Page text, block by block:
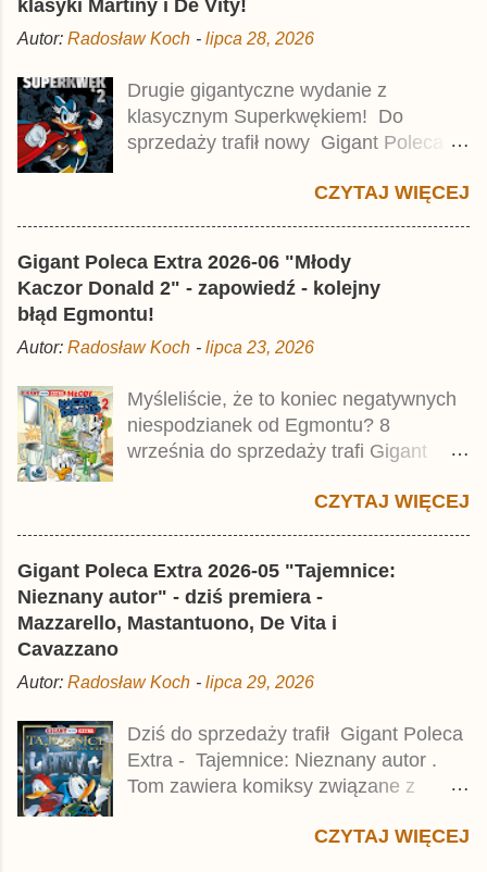
o
m
e
t
a
r
z
klasyki Martiny i De Vity!
Autor: Radosław Koch - lipca 28, 2026
Drugie gigantyczne wydanie z
klasycznym Superkwękiem! Do
sprzedaży trafił nowy Gigant Poleca
Jest to kolejny 624-stronicowy tom z
wynosi 49,99 zł i zamówicie go także z
rabatem na Egmont.pl . Za przekład
odpowiadał Jacek Drewnowski.
Publikacja jest przedrukiem drugiego
Taschenbuch Phantomias Collection ,
który trafił do sprzedaży pod koniec
2025 roku.
CZYTAJ WIĘCEJ
Gigant Poleca Extra 2026-06 "Młody
Kaczor Donald 2" - zapowiedź - kolejny
błąd Egmontu!
Autor: Radosław Koch - lipca 23, 2026
Myśleliście, że to koniec negatywnych
niespodzianek od Egmontu? 8
września do sprzedaży trafi Gigant
Jednak wbrew temu, na co wskazuje
młodego Kaczora Donalda i jego
przyjaciół, lecz prawdopodobnie znajdą
się tam opowieści z wydań 9-10 .
kosztowała 37,99 zł. W środku znajdą
Taschenbuch Young Comics, które
zostały wydane w Niemczech parę
miesięcy temu.
CZYTAJ WIĘCEJ
Gigant Poleca Extra 2026-05 "Tajemnice:
Nieznany autor" - dziś premiera -
Mazzarello, Mastantuono, De Vita i
Cavazzano
Autor: Radosław Koch - lipca 29, 2026
Dziś do sprzedaży trafił Gigant Poleca
Extra - Tajemnice: Nieznany autor .
Tom zawiera komiksy związane z
najmniej kilka ciekawych historii,
CZYTAJ WIĘCEJ